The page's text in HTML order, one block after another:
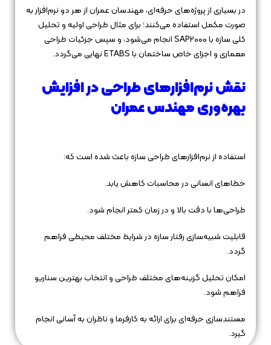
در بسیاری از پروژه‌های حرفه‌ای، مهندسان عمران از هر دو نرم‌افزار به
صورت مکمل استفاده می‌کنند؛ برای مثال طراحی اولیه و تحلیل
کلی سازه با SAP2000 انجام می‌شود، و سپس جزئیات طراحی
معماری و اجزای خاص ساختمان با ETABS نهایی می‌گردد.
نقش نرم‌افزارهای طراحی در افزایش
بهره‌وری مهندس عمران
استفاده از نرم‌افزارهای طراحی سازه باعث شده است که:
خطاهای انسانی در محاسبات کاهش یابد.
طراحی‌ها با دقت بالا و در زمان کمتر انجام شود.
قابلیت شبیه‌سازی رفتار سازه در شرایط مختلف محیطی فراهم
گردد.
امکان تحلیل گزینه‌های مختلف طراحی و انتخاب بهترین سناریو
فراهم شود.
مستندسازی حرفه‌ای برای ارائه به کارفرما و ناظران به آسانی انجام
گیرد.